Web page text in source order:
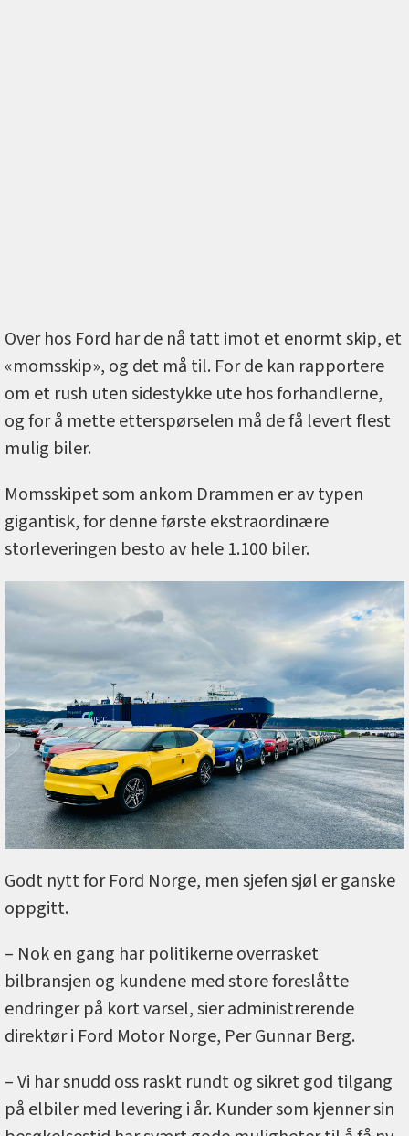
Over hos Ford har de nå tatt imot et enormt skip, et
«momsskip», og det må til. For de kan rapportere
om et rush uten sidestykke ute hos forhandlerne,
og for å mette etterspørselen må de få levert flest
mulig biler.
Momsskipet som ankom Drammen er av typen
gigantisk, for denne første ekstraordinære
storleveringen besto av hele 1.100 biler.
Godt nytt for Ford Norge, men sjefen sjøl er ganske
oppgitt.
– Nok en gang har politikerne overrasket
bilbransjen og kundene med store foreslåtte
endringer på kort varsel, sier administrerende
direktør i Ford Motor Norge, Per Gunnar Berg.
– Vi har snudd oss raskt rundt og sikret god tilgang
på elbiler med levering i år. Kunder som kjenner sin